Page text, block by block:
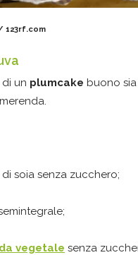
123rf.com
un plumcake buono
soia senza zucchero;
vegetale senza